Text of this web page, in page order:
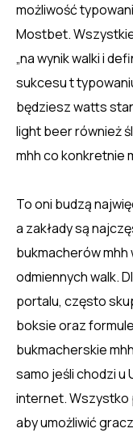
możliwość
Mostbet.
„na wynik walki i
sukcesu t
będziesz watts
light beer również
mhh co konkretnie
To oni budzą
a zakłady są
bukmacherów mhh
odmiennych walk.
portalu, często
boksie oraz formule
bukmacherskie
samo jeśli chodzi u
internet. Wszystko
aby umożliwić